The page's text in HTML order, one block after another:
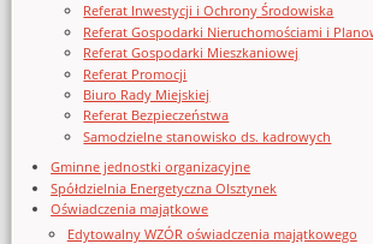
Referat Inwestycji i Ochrony Środowiska
Referat Gospodarki Nieruchomościami i
Referat Gospodarki Mieszkaniowej
Referat Promocji
Biuro Rady Miejskiej
Referat Bezpieczeństwa
Samodzielne stanowisko ds. kadrowych
Gminne jednostki organizacyjne
Spółdzielnia Energetyczna Olsztynek
Oświadczenia majątkowe
Edytowalny WZÓR oświadczenia majątkowego